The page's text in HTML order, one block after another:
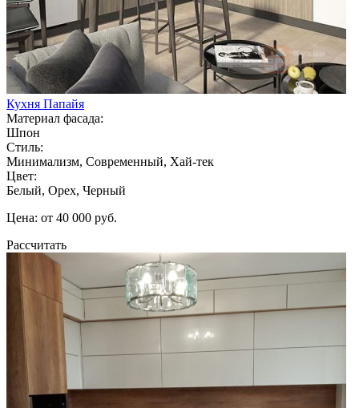
Кухня Папайя
Материал фасада:
Шпон
Стиль:
Минимализм, Современный, Хай-тек
Цвет:
Белый, Орех, Черный
Цена: от 40 000 руб.
Рассчитать